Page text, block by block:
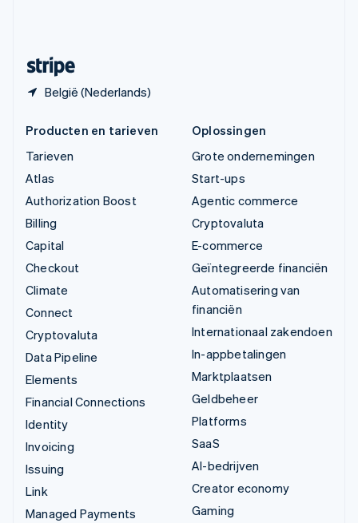
België (Nederlands)
Producten en tarieven
Tarieven
Atlas
Authorization Boost
Billing
Capital
Checkout
Climate
Connect
Cryptovaluta
Data Pipeline
Elements
Financial Connections
Identity
Invoicing
Issuing
Link
Managed Payments
Oplossingen
Grote ondernemingen
Start-ups
Agentic commerce
Cryptovaluta
E-commerce
Geïntegreerde financiën
Automatisering van
financiën
Internationaal zakendoen
In-appbetalingen
Marktplaatsen
Geldbeheer
Platforms
SaaS
AI-bedrijven
Creator economy
Gaming